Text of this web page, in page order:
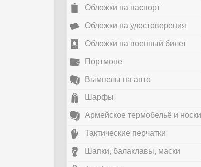
Обложки на паспорт
Обложки на удостоверения
Обложки на военный билет
Портмоне
Вымпелы на авто
Шарфы
Армейское термобельё и носки
Тактические перчатки
Шапки, балаклавы, маски